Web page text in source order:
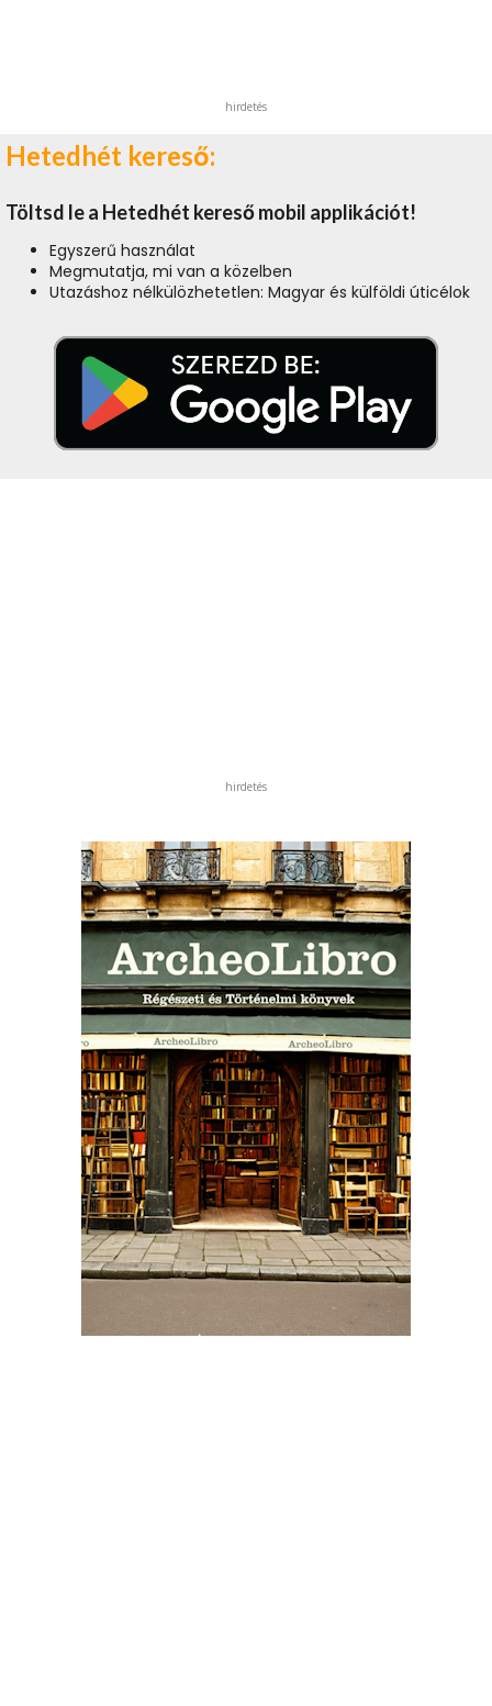
hirdetés
Hetedhét kereső:
Töltsd le a Hetedhét kereső mobil applikációt!
Egyszerű használat
Megmutatja, mi van a közelben
Utazáshoz nélkülözhetetlen: Magyar és külföldi úticélok
hirdetés